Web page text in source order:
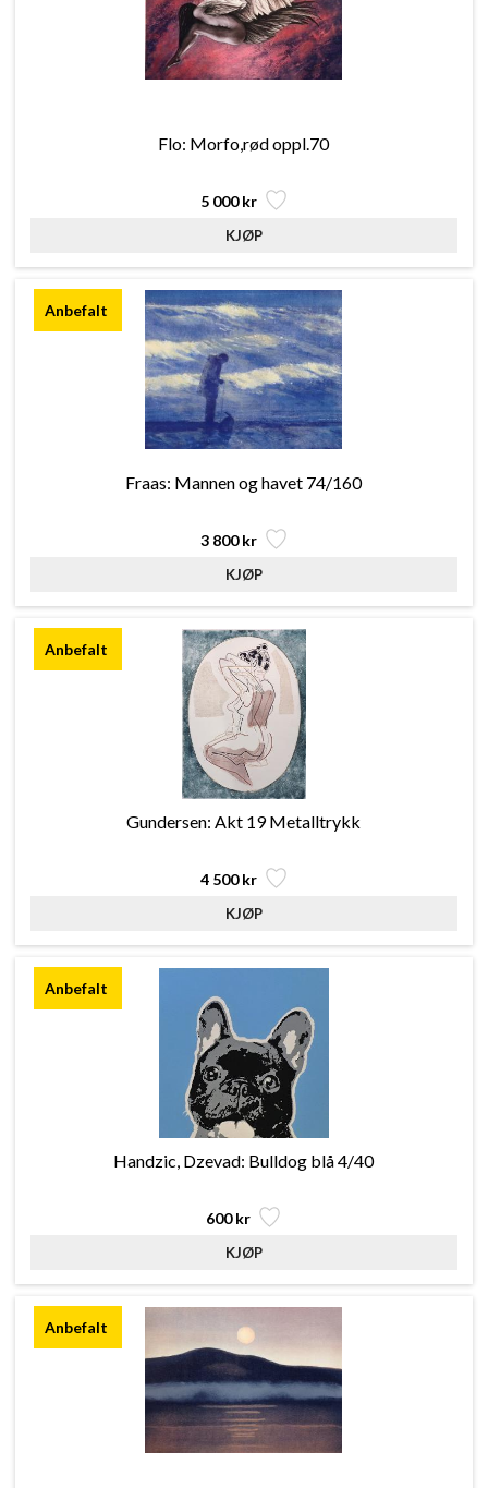
Flo: Morfo,rød oppl.70
5 000 kr
Fraas: Mannen og havet 74/160
3 800 kr
Gundersen: Akt 19 Metalltrykk
4 500 kr
Handzic, Dzevad: Bulldog blå 4/40
600 kr